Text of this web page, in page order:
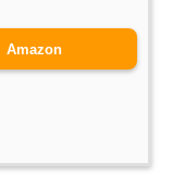
Amazon